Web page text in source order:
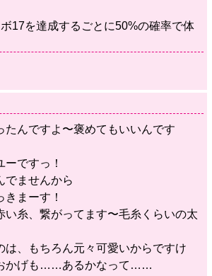
17を達成するごとに50%の確率で体
たんですよ〜褒めてもいいんです
ーですっ！
ませんから
まーす！
い糸、繋がってます〜毛糸くらいの太
は、もちろん元々可愛いからですけ
かげも……あるかなって……